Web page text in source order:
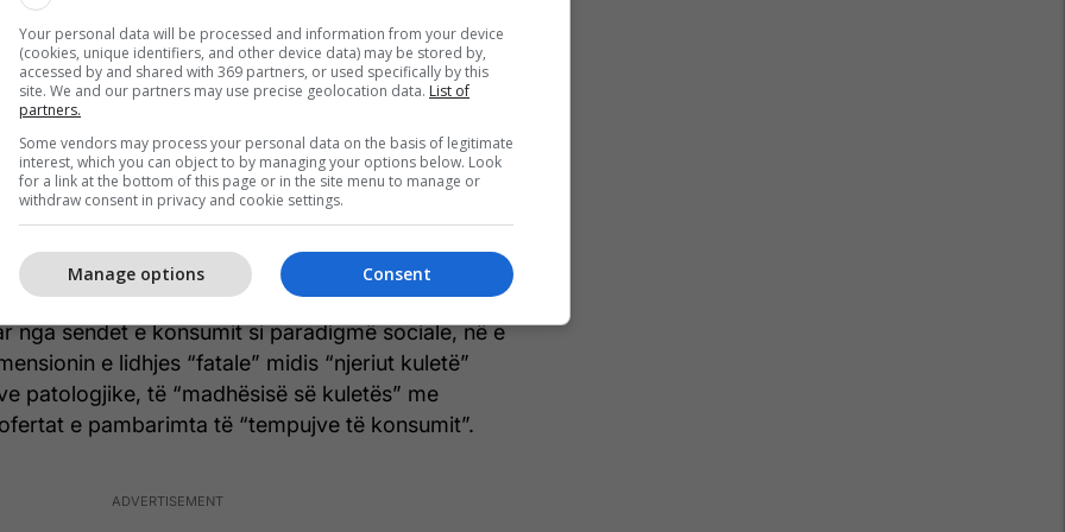
aq shumë të përhapur dhe empirikisht të
të njeriut konsumistik nga sendet e
i panjohur në shoqërinë e dikurshme shqiptare
egalitariste dhe e zhytur në “kënetën” e
dhe konsumit të determinuar e të racionuar.
të reja socialekonomike kur ka një reduktim të
qenie sociale, në favor të qytetarit të kapluar nga
metaforike, mund të themi se kemi një
nga sendet e konsumit si paradigmë sociale, në e
e lidhjes “fatale” midis “njeriut kuletë”
patologjike, të “madhësisë së kuletës” me
e pambarimta të “tempujve të konsumit”.
Your personal data will be processed and information from your device
(cookies, unique identifiers, and other device data) may be stored by,
accessed by and shared with 369 partners, or used specifically by this
site. We and our partners may use precise geolocation data. List of
partners.
Some vendors may process your personal data on the basis of legitimate
interest, which you can object to by managing your options below. Look
for a link at the bottom of this page or in the site menu to manage or
withdraw consent in privacy and cookie settings.
Consent
Manage options